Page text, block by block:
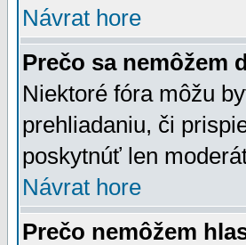
Návrat hore
Prečo sa nemôžem
Niektoré fóra môžu
prehliadaniu, či
poskytnúť len
Návrat hore
Prečo nemôžem